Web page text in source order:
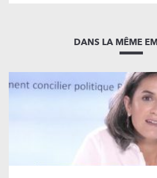
DANS LA MÊME